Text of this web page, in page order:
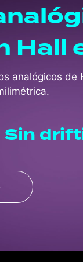
Hall
analógicos
Sin